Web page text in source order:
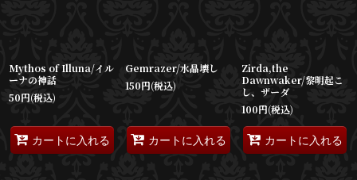
Mythos of Illuna/イル
ーナの神話
50円(税込)
カートに入れる
Gemrazer/水晶壊し
150円(税込)
カートに入れる
Zirda,the
Dawnwaker/黎明起こ
し、ザーダ
100円(税込)
カートに入れる